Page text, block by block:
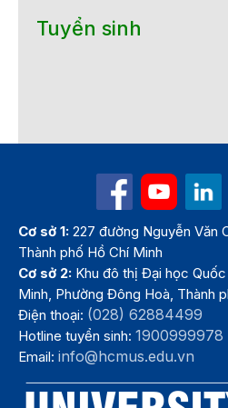
Tuyển sinh
Cơ sở 1: 227 đường Nguyễn Văn
Thành phố Hồ Chí Minh
Cơ sở 2: Khu đô thị Đại học
Minh, Phường Đông Hoà, Thành
Điện thoại: (028) 62884499
Hotline tuyển sinh:1900999978
Email:info@hcmus.edu.vn